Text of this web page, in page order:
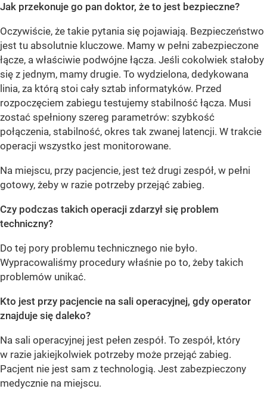
Jak przekonuje go pan doktor, że to jest bezpieczne?
Oczywiście, że takie pytania się pojawiają. Bezpieczeństwo
jest tu absolutnie kluczowe. Mamy w pełni zabezpieczone
łącze, a właściwie podwójne łącza. Jeśli cokolwiek stałoby
się z jednym, mamy drugie. To wydzielona, dedykowana
linia, za którą stoi cały sztab informatyków. Przed
rozpoczęciem zabiegu testujemy stabilność łącza. Musi
zostać spełniony szereg parametrów: szybkość
połączenia, stabilność, okres tak zwanej latencji. W trakcie
operacji wszystko jest monitorowane.
Na miejscu, przy pacjencie, jest też drugi zespół, w pełni
gotowy, żeby w razie potrzeby przejąć zabieg.
Czy podczas takich operacji zdarzył się problem
techniczny?
Do tej pory problemu technicznego nie było.
Wypracowaliśmy procedury właśnie po to, żeby takich
problemów unikać.
Kto jest przy pacjencie na sali operacyjnej, gdy operator
znajduje się daleko?
Na sali operacyjnej jest pełen zespół. To zespół, który
w razie jakiejkolwiek potrzeby może przejąć zabieg.
Pacjent nie jest sam z technologią. Jest zabezpieczony
medycznie na miejscu.